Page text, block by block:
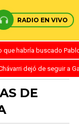
RADIO EN VIVO
que habría buscado
dejó de seguir a
DE